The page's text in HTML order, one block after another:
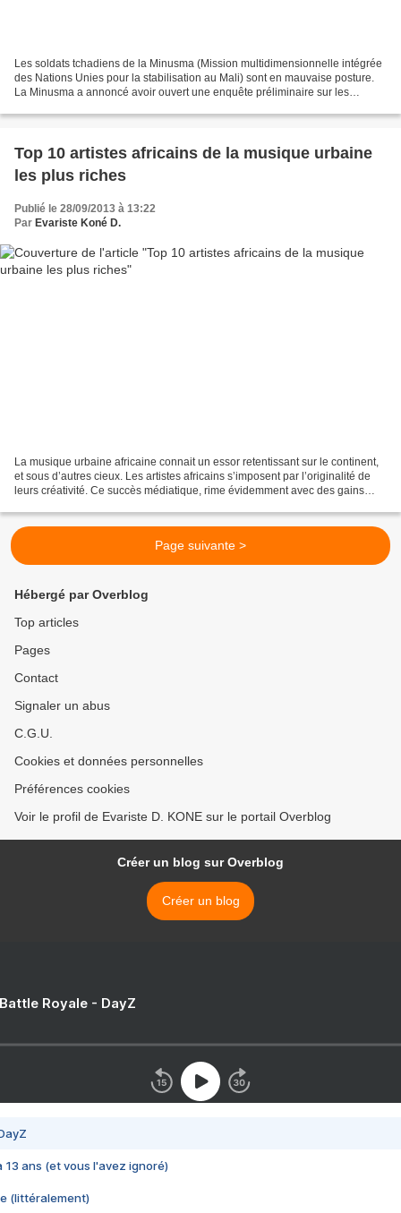
Les soldats tchadiens de la Minusma (Mission multidimensionnelle intégrée
des Nations Unies pour la stabilisation au Mali) sont en mauvaise posture.
La Minusma a annoncé avoir ouvert une enquête préliminaire sur les
Top 10 artistes africains de la musique urbaine
les plus riches
Publié le 28/09/2013 à 13:22
Par Evariste Koné D.
La musique urbaine africaine connait un essor retentissant sur le continent,
et sous d’autres cieux. Les artistes africains s’imposent par l’originalité de
leurs créativité. Ce succès médiatique, rime évidemment avec des gains
Page suivante >
Hébergé par Overblog
Top articles
Pages
Contact
Signaler un abus
C.G.U.
Cookies et données personnelles
Préférences cookies
Voir le profil de Evariste D. KONE sur le portail Overblog
Créer un blog sur Overblog
Créer un blog
Royale - DayZ
13 ans (et vous l'avez ignoré)
(littéralement)